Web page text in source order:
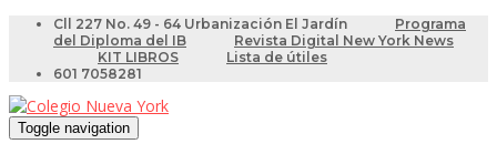
Cll 227 No. 49 - 64 Urbanización El Jardín
Programa
del Diploma del IB
Revista Digital New York News
KIT LIBROS
Lista de útiles
601 7058281
Toggle navigation